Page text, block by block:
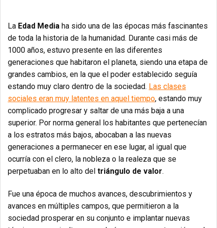
La Edad Media ha sido una de las épocas más fascinantes
de toda la historia de la humanidad. Durante casi más de
1000 años, estuvo presente en las diferentes
generaciones que habitaron el planeta, siendo una etapa de
grandes cambios, en la que el poder establecido seguía
estando muy claro dentro de la sociedad. Las clases
sociales eran muy latentes en aquel tiempo, estando muy
complicado progresar y saltar de una más baja a una
superior. Por norma general los habitantes que pertenecían
a los estratos más bajos, abocaban a las nuevas
generaciones a permanecer en ese lugar, al igual que
ocurría con el clero, la nobleza o la realeza que se
perpetuaban en lo alto del triángulo de valor.
Fue una época de muchos avances, descubrimientos y
avances en múltiples campos, que permitieron a la
sociedad prosperar en su conjunto e implantar nuevas